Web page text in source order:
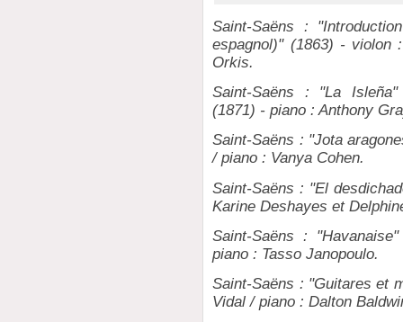
Saint-Saëns :
espagnol)" (1863) - violon
Orkis.
Saint-Saëns : "La
(1871) - piano : Anthony
Saint-Saëns : "Jota
/ piano : Vanya Cohen.
Saint-Saëns : "El
Karine Deshayes et
Saint-Saëns :
piano : Tasso Janopoulo.
Saint-Saëns : "Guitares et
Vidal / piano : Dalton